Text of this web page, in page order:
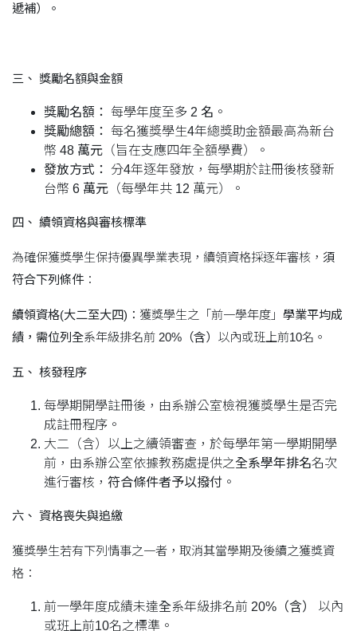
遞補）。
三、 獎勵名額與金額
獎勵名額： 每學年度至多 2 名 。
獎勵總額：
每名獲獎學生4年總獎助金額最高為新台
幣 48 萬元 （旨在支應四年全額學費）。
發放方式：
分4年逐年發放，每學期於註冊後核發新
台幣 6 萬元 （每學年共 12 萬元）。
四、 續領資格與審核標準
為確保獲獎學生保持優異學業表現，續領資格採逐年審核， 須
符合下列條件：
續領資格(大二至大四) ： 獲獎學生之「前一學年度」 學業平均成
績，需位列全系年級排名前 20% （含） 以內或班上前10名。
五、 核發程序
每學期開學註冊後，由系辦公室檢視獲獎學生是否完
成註冊程序。
大二（含）以上之續領審查，於每學年第一學期開學
前，由系辦公室依據教務處提供之全系學年排名名次
進行審核， 符合條件者予以撥付 。
六、 資格喪失與追繳
獲獎學生若有下列情事之一者，取消其當學期及後續之獲獎資
格：
前一學年度成績未達全系年級排名前 20% （含）
以內
或班上前10名之標準。